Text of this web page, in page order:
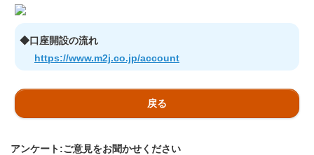
◆口座開設の流れ
https://www.m2j.co.jp/account
戻る
アンケート:ご意見をお聞かせください